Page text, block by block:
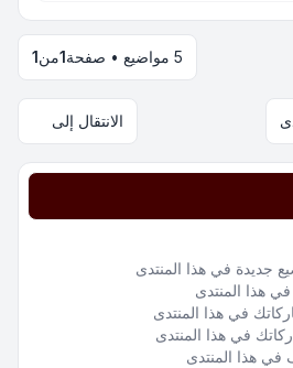
5 مواضيع • صفحة 1من1
الانتقال إلى
جديدة في هذا المنتدى
في هذا المنتدى
في هذا المنتدى
في هذا المنتدى
في هذا المنتدى